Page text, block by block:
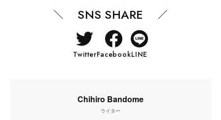
SNS SHARE
TwitterFacebookLINE
Chihiro Bandome
ライター